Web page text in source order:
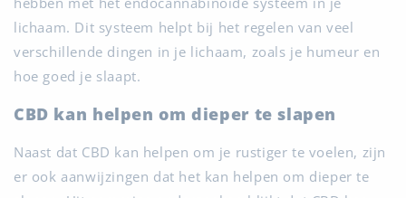
lichaam. Dit systeem helpt bij het regelen van veel
verschillende dingen in je lichaam, zoals je humeur en
hoe goed je slaapt.
CBD kan helpen om dieper te slapen
Naast dat CBD kan helpen om je rustiger te voelen, zijn
er ook aanwijzingen dat het kan helpen om dieper te